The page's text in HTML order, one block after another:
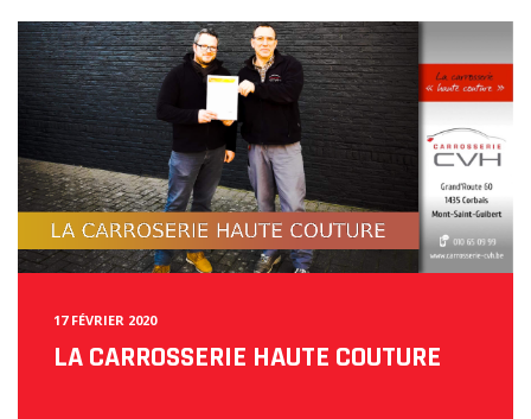
17 FÉVRIER 2020
LA CARROSSERIE HAUTE COUTURE